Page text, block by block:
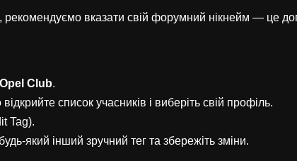
рекомендуємо вказати свій форумний нікнейм — це
Club.
список учасників і виберіть свій профіль.
Tag).
який інший зручний тег та збережіть зміни.